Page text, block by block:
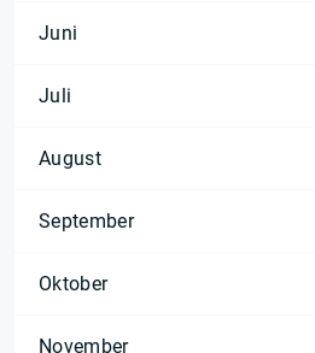
Juni
Juli
August
September
Oktober
November